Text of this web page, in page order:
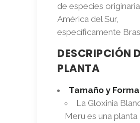
de especies
América del Sur,
específicamente
DESCRIPCIÓN
PLANTA
Tamaño y Forma:
La Gloxinia
Meru es una planta